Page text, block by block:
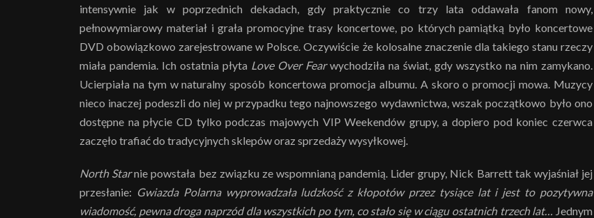
intensywnie jak w poprzednich dekadach, gdy praktycznie co trzy lata oddawała fanom nowy,
pełnowymiarowy materiał i grała promocyjne trasy koncertowe, po których pamiątką było koncertowe
DVD obowiązkowo zarejestrowane w Polsce. Oczywiście że kolosalne znaczenie dla takiego stanu rzeczy
miała pandemia. Ich ostatnia płyta Love Over Fearwychodziła na świat, gdy wszystko na nim zamykano.
Ucierpiała na tym w naturalny sposób koncertowa promocja albumu. A skoro o promocji mowa. Muzycy
nieco inaczej podeszli do niej w przypadku tego najnowszego wydawnictwa, wszak początkowo było ono
dostępne na płycie CD tylko podczas majowych VIP Weekendów grupy, a dopiero pod koniec czerwca
zaczęło trafiać do tradycyjnych sklepów oraz sprzedaży wysyłkowej.
North Starnie powstała bez związku ze wspomnianą pandemią. Lider grupy, Nick Barrett tak wyjaśniał jej
przesłanie: Gwiazda Polarna wyprowadzała ludzkość z kłopotów przez tysiące lat i jest to pozytywna
wiadomość, pewna droga naprzód dla wszystkich po tym, co stało się w ciągu ostatnich trzech lat… Jednym